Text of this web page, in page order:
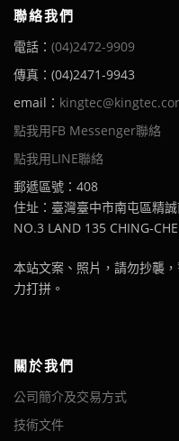
聯絡我們
電話： (04)2472-9909
傳真：(04)2471-9943
email：
點我用FB Messenger聯絡
點我用LINE聯絡
郵遞區號：408
住址：臺灣臺中市南屯區精
NO.3 LAND 135 CHING-
本站文案、照片，請勿抄襲
力打拼。
關於我們
公司簡介及交易方式
技術文件